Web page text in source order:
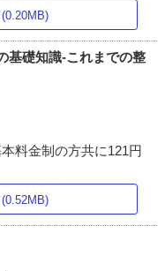
基礎知識-これまでの整
料金制の方共に121円